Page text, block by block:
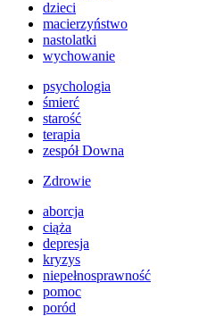
dzieci
macierzyństwo
nastolatki
wychowanie
psychologia
śmierć
starość
terapia
zespół Downa
Zdrowie
aborcja
ciąża
depresja
kryzys
niepełnosprawność
pomoc
poród